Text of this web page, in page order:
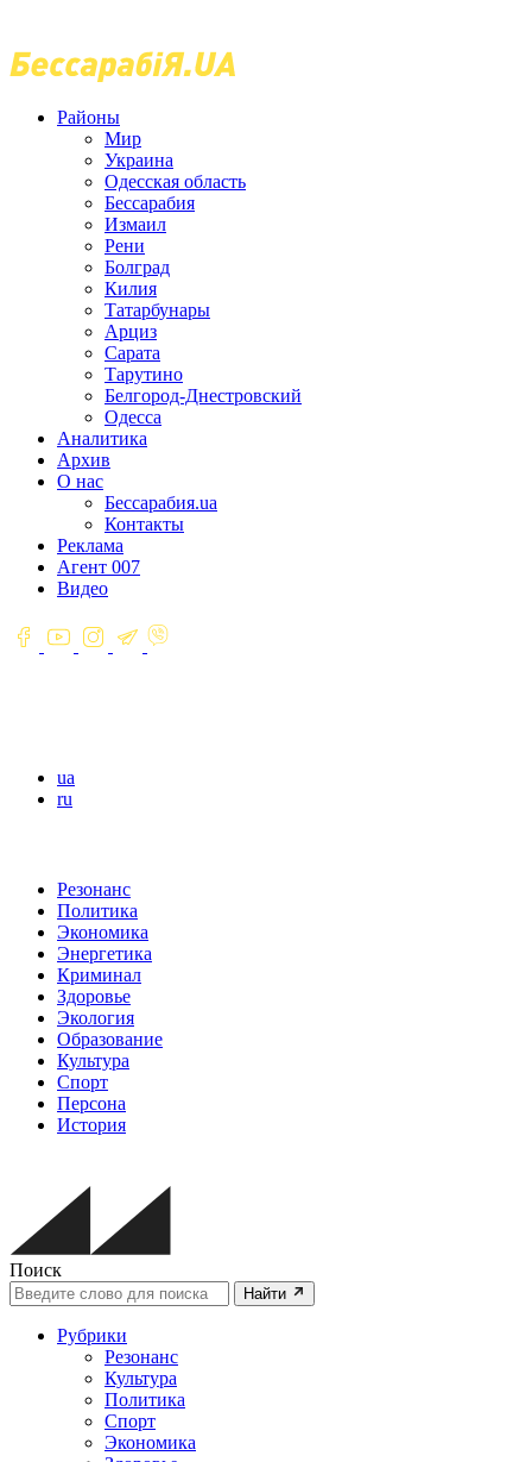
Районы
Мир
Украина
Одесская область
Бессарабия
Измаил
Рени
Болград
Килия
Татарбунары
Арциз
Сарата
Тарутино
Белгород-Днестровский
Одесса
Аналитика
Архив
О нас
Бессарабия.ua
Контакты
Реклама
Агент 007
Видео
ua
ru
Резонанс
Политика
Экономика
Энергетика
Криминал
Здоровье
Экология
Образование
Культура
Спорт
Персона
История
Поиск
Найти
Рубрики
Резонанс
Культура
Политика
Спорт
Экономика